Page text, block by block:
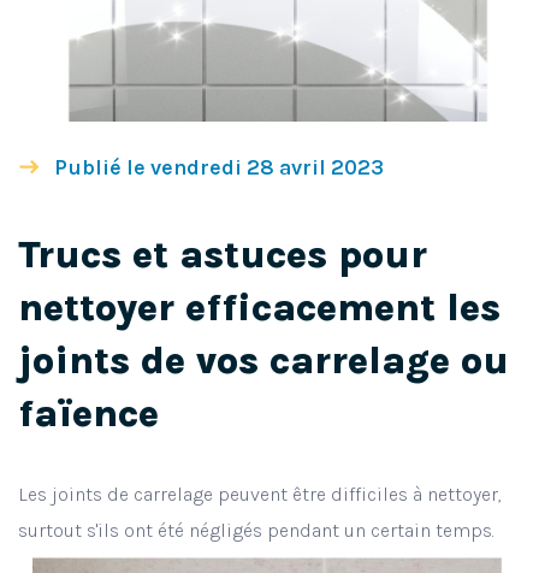
Publié le vendredi 28 avril 2023
Trucs et astuces pour
nettoyer efficacement les
joints de vos carrelage ou
faïence
Les joints de carrelage peuvent être difficiles à nettoyer,
surtout s'ils ont été négligés pendant un certain temps.